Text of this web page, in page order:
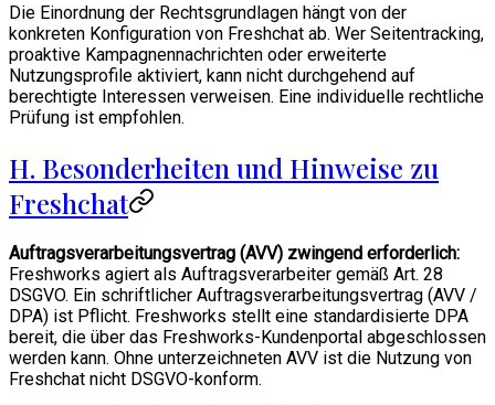
Die Einordnung der Rechtsgrundlagen hängt von der
konkreten Konfiguration von Freshchat ab. Wer Seitentracking,
proaktive Kampagnennachrichten oder erweiterte
Nutzungsprofile aktiviert, kann nicht durchgehend auf
berechtigte Interessen verweisen. Eine individuelle rechtliche
Prüfung ist empfohlen.
H. Besonderheiten und Hinweise zu
Freshchat
Auftragsverarbeitungsvertrag (AVV) zwingend erforderlich:
Freshworks agiert als Auftragsverarbeiter gemäß Art. 28
DSGVO. Ein schriftlicher Auftragsverarbeitungsvertrag (AVV /
DPA) ist Pflicht. Freshworks stellt eine standardisierte DPA
bereit, die über das Freshworks-Kundenportal abgeschlossen
werden kann. Ohne unterzeichneten AVV ist die Nutzung von
Freshchat nicht DSGVO-konform.